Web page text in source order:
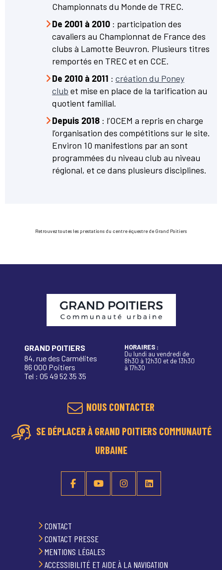
Championnats du Monde de TREC.
De 2001 à 2010 : participation des
cavaliers au Championnat de France des
clubs à Lamotte Beuvron. Plusieurs titres
remportés en TREC et en CCE.
De 2010 à 2011 : création du Poney
club et mise en place de la tarification au
quotient familial.
Depuis 2018 : l’OCEM a repris en charge
l’organisation des compétitions sur le site.
Environ 10 manifestions par an sont
programmées du niveau club au niveau
régional, et ce dans plusieurs disciplines.
Retrouvez toutes les prestations du centre équestre de Grand Poitiers
GRAND POITIERS
84, rue des Carmélites
86 000 Poitiers
Tel : 05 49 52 35 35
HORAIRES :
Du lundi au vendredi de
8h30 à 12h30 et de 13h30
à 17h30
NOUS CONTACTER
SE DÉPLACER À GRAND POITIERS COMMUNAUTÉ
URBAINE
CONTACT
CONTACT PRESSE
MENTIONS LÉGALES
ACCESSIBILITÉ ET AIDE À LA NAVIGATION